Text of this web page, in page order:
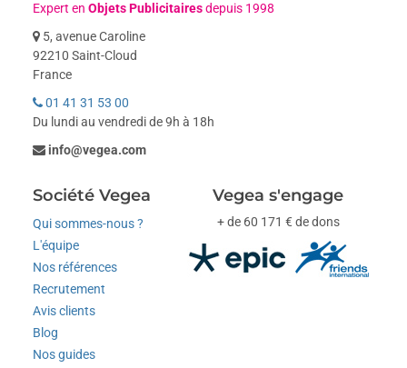
Expert enObjets Publicitairesdepuis 1998
5, avenue Caroline
92210 Saint-Cloud
France
01 41 31 53 00
Du lundi au vendredi de 9h à 18h
info@vegea.com
Société Vegea
Qui sommes-nous ?
L'équipe
Nos références
Recrutement
Avis clients
Blog
Nos guides
Vegea s'engage
+ de 60 171 € de dons